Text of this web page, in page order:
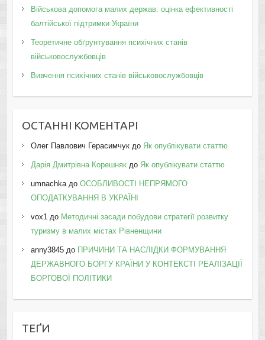
Військова допомога малих держав: оцінка ефективності
балтійської підтримки України
Теоретичне обґрунтування психічних станів
військовослужбовців
Вивчення психічних станів військовослужбовців
ОСТАННІ КОМЕНТАРІ
Олег Павлович Герасимчукдо Як опублікувати статтю
Дарія Дмитрівна Корешнякдо Як опублікувати статтю
umnachkaдо ОСОБЛИВОСТІ НЕПРЯМОГО
ОПОДАТКУВАННЯ В УКРАЇНІ
vox1до Методичні засади побудови стратегії розвитку
туризму в малих містах Рівненщини
anny3845до ПРИЧИНИ ТА НАСЛІДКИ ФОРМУВАННЯ
ДЕРЖАВНОГО БОРГУ КРАЇНИ У КОНТЕКСТІ РЕАЛІЗАЦІЇ
БОРГОВОЇ ПОЛІТИКИ
ТЕҐИ